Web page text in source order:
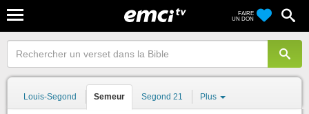
FAIRE
UN DON
Louis-Segond Semeur Segond 21 Plus